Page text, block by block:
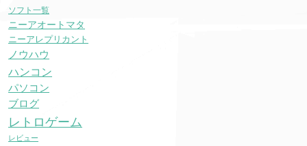
ソフト一覧
ニーアオートマタ
ニーアレプリカント
ノウハウ
ハンコン
パソコン
ブログ
レトロゲーム
レビュー